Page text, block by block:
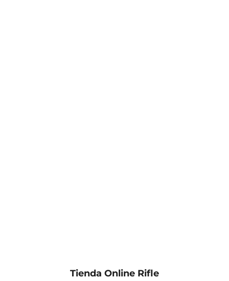
Tienda Online Rifle